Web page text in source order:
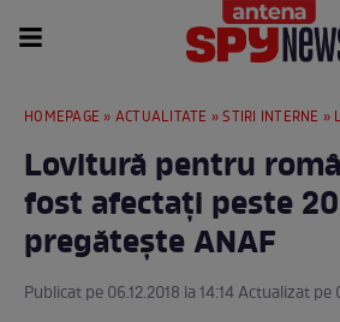
HOMEPAGE » ACTUALITATE »STIRI INTERNE »
Lovitură pentru
fost afectaţi peste
pregăteşte ANAF
Publicat pe 06.12.2018 la 14:14 Actualizat pe